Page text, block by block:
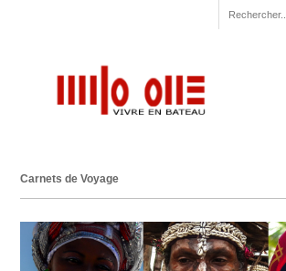
Carnets de Voyage
Actualités
Carnets de Voyage